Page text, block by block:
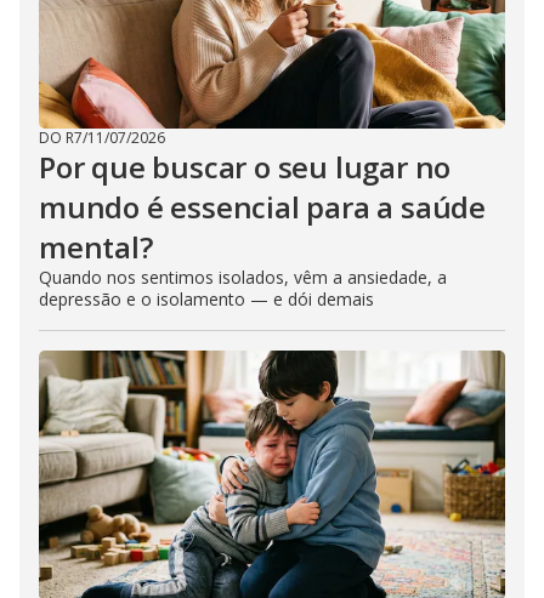
DO R7/11/07/2026
Por que buscar o seu lugar no
mundo é essencial para a saúde
mental?
Quando nos sentimos isolados, vêm a ansiedade, a
depressão e o isolamento — e dói demais